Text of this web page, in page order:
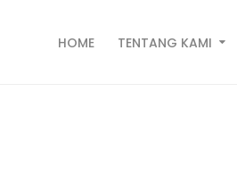
HOME TENTANG KAMI